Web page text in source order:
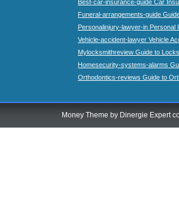
Best-car-insurance-guide Car
Funeral-arrangements-guide
Personalinjury-lawyer-in Personal
Vehicle-accident-lawyer Vehicle
Mylocksmithreview Guide to
Homesecurity-systems-alarms
Orthodontics-reviews Guide to
Money Theme by Dinergie Expert